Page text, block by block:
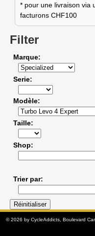
* pour une livraison via
facturons CHF100
Filter
Marque
Serie
Modèle
Taille
Shop
Trier par
© 2026 by CycleAddicts, Boulevard